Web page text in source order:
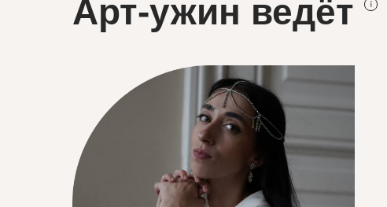
Арт-ужин ведёт